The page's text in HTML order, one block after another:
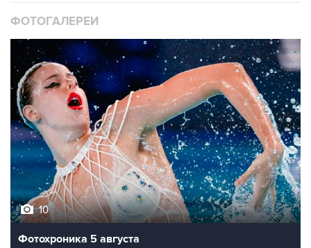
ФОТОГАЛЕРЕИ
10
Фотохроника 5 августа